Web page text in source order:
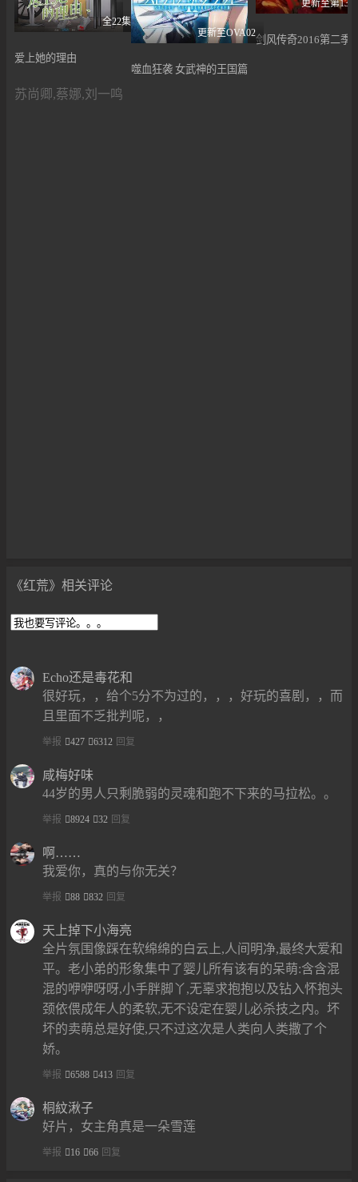
全22集
爱上她的理由
苏尚卿,蔡娜,刘一鸣
更新至OVA02
噬血狂袭 女武神的王国篇
更新至第13集
剑风传奇2016第二季
《红荒》相关评论
Echo还是毒花和
很好玩，，给个5分不为过的，，，好玩的喜剧，，而
且里面不乏批判呢，，
举报 427 6312 回复
咸梅好味
44岁的男人只剩脆弱的灵魂和跑不下来的马拉松。。
举报 8924 32 回复
啊……
我爱你，真的与你无关？
举报 88 832 回复
天上掉下小海亮
全片氛围像踩在软绵绵的白云上,人间明净,最终大爱和
平。老小弟的形象集中了婴儿所有该有的呆萌:含含混
混的咿咿呀呀,小手胖脚丫,无辜求抱抱以及钻入怀抱头
颈依偎成年人的柔软,无不设定在婴儿必杀技之内。坏
坏的卖萌总是好使,只不过这次是人类向人类撒了个
娇。
举报 6588 413 回复
桐紋湫子
好片，女主角真是一朵雪莲
举报 16 66 回复